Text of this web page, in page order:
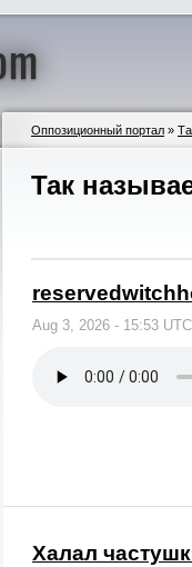
Оппозиционный портал »
Так
Aug 3, 2026 - 15:53 UTC
Халал